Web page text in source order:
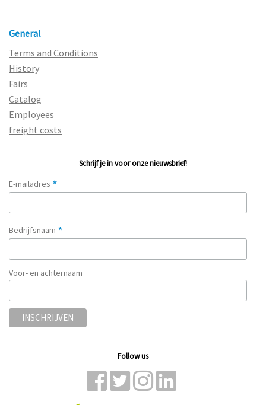
General
Terms and Conditions
History
Fairs
Catalog
Employees
freight costs
Schrijf je in voor onze nieuwsbrief!
E-mailadres *
Bedrijfsnaam *
Voor- en achternaam
Follow us